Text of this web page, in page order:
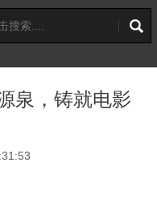
泉，铸就电影